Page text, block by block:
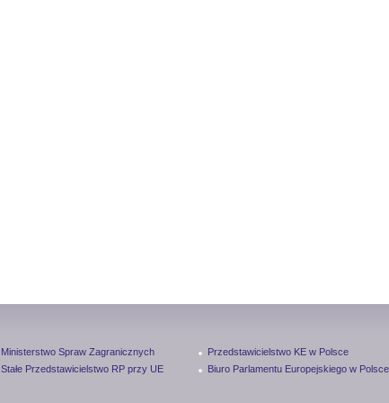
Ministerstwo Spraw Zagranicznych
Stałe Przedstawicielstwo RP przy UE
Przedstawicielstwo KE w Polsce
Biuro Parlamentu Europejskiego w Polsce